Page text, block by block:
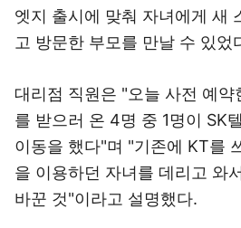
엣지 출시에 맞춰 자녀에게 새
고 방문한 부모를 만날 수 있었
대리점 직원은 "오늘 사전 예약
를 받으러 온 4명 중 1명이 SK
이동을 했다"며 "기존에 KT를
을 이용하던 자녀를 데리고 와
바꾼 것"이라고 설명했다.